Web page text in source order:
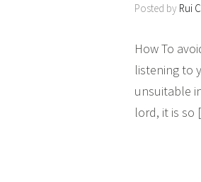
Posted by Rui
How To
listening to
unsuitable
lord, it is